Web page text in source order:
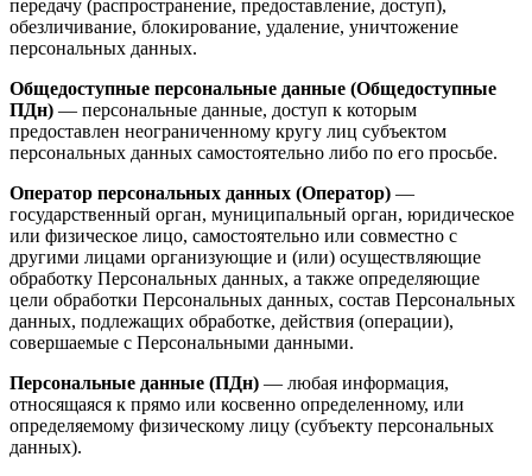
передачу (распространение, предоставление, доступ),
обезличивание, блокирование, удаление, уничтожение
персональных данных.
Общедоступные персональные данные (Общедоступные
ПДн) — персональные данные, доступ к которым
предоставлен неограниченному кругу лиц субъектом
персональных данных самостоятельно либо по его просьбе.
Оператор персональных данных (Оператор) —
государственный орган, муниципальный орган, юридическое
или физическое лицо, самостоятельно или совместно с
другими лицами организующие и (или) осуществляющие
обработку Персональных данных, а также определяющие
цели обработки Персональных данных, состав Персональных
данных, подлежащих обработке, действия (операции),
совершаемые с Персональными данными.
Персональные данные (ПДн) — любая информация,
относящаяся к прямо или косвенно определенному, или
определяемому физическому лицу (субъекту персональных
данных).